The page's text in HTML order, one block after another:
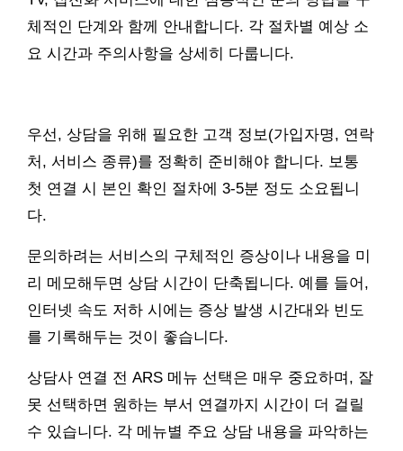
체적인 단계와 함께 안내합니다. 각 절차별 예상 소
요 시간과 주의사항을 상세히 다룹니다.
우선, 상담을 위해 필요한 고객 정보(가입자명, 연락
처, 서비스 종류)를 정확히 준비해야 합니다. 보통
첫 연결 시 본인 확인 절차에 3-5분 정도 소요됩니
다.
문의하려는 서비스의 구체적인 증상이나 내용을 미
리 메모해두면 상담 시간이 단축됩니다. 예를 들어,
인터넷 속도 저하 시에는 증상 발생 시간대와 빈도
를 기록해두는 것이 좋습니다.
상담사 연결 전 ARS 메뉴 선택은 매우 중요하며, 잘
못 선택하면 원하는 부서 연결까지 시간이 더 걸릴
수 있습니다. 각 메뉴별 주요 상담 내용을 파악하는